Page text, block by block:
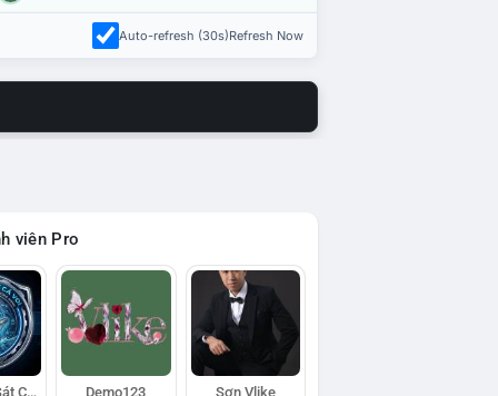
Auto-refresh (30s)Refresh Now
viên Pro
Đội Trinh Sát Cá Voi Demo123 Sơn Vlike